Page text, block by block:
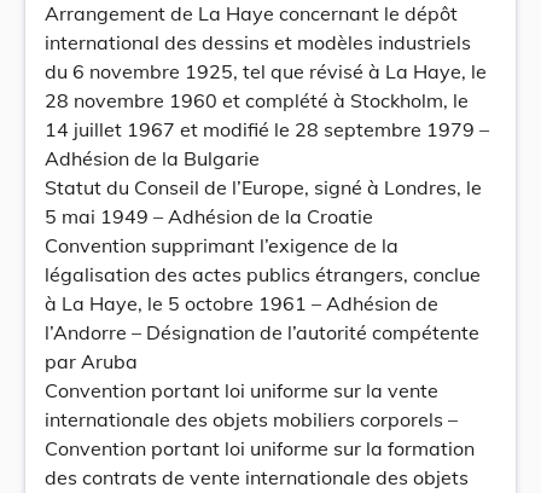
Arrangement de La Haye concernant le dépôt
international des dessins et modèles industriels
du 6 novembre 1925, tel que révisé à La Haye, le
28 novembre 1960 et complété à Stockholm, le
14 juillet 1967 et modifié le 28 septembre 1979 –
Adhésion de la Bulgarie
Statut du Conseil de l’Europe, signé à Londres, le
5 mai 1949 – Adhésion de la Croatie
Convention supprimant l’exigence de la
légalisation des actes publics étrangers, conclue
à La Haye, le 5 octobre 1961 – Adhésion de
l’Andorre – Désignation de l’autorité compétente
par Aruba
Convention portant loi uniforme sur la vente
internationale des objets mobiliers corporels –
Convention portant loi uniforme sur la formation
des contrats de vente internationale des objets